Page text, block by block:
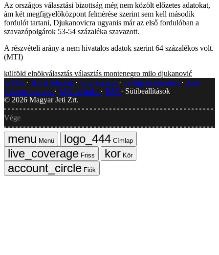
Az országos választási bizottság még nem közölt előzetes adatokat,
ám két megfigyelőközpont felmérése szerint sem kell második
fordulót tartani, Djukanovicra ugyanis már az első fordulóban a
szavazópolgárok 53-54 százaléka szavazott.
A részvételi arány a nem hivatalos adatok szerint 64 százalékos volt.
(MTI)
külföld elnökválasztás választás montenegro milo djukanović
GYIK
Hibát jelentek Impresszum Javítások kezelése
Jogi
dokumentumok
Médiaajánlat RSS
Sütibeállítások
© 2026 Magyar Jeti Zrt.
Vége
Menü
Címlap
Friss
Kör
Fiók